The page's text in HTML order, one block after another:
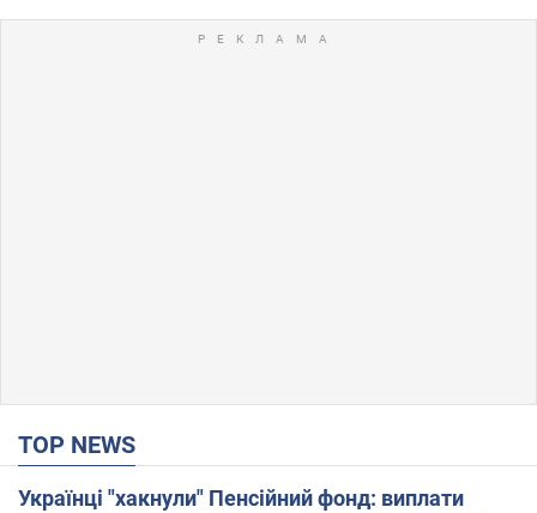
TOP NEWS
Українці "хакнули" Пенсійний фонд: виплати